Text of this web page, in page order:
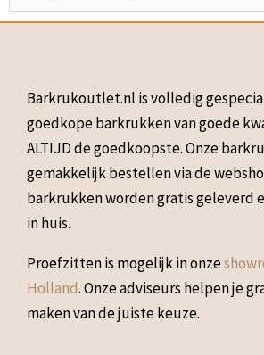
Barkrukoutlet.nl is volledig
goedkope barkrukken van goede
ALTIJD de goedkoopste. Onze
gemakkelijk bestellen via de
barkrukken worden gratis geleverd
in huis.
Proefzitten is mogelijk in onze
Holland. Onze adviseurs helpen je
maken van de juiste keuze.